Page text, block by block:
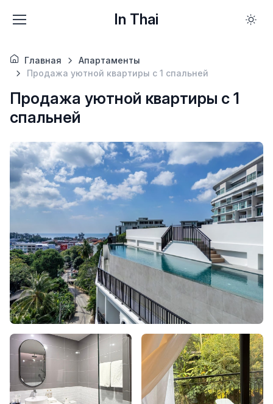
In Thai
Главная
Апартаменты
Продажа уютной квартиры с 1 спальней
Продажа уютной квартиры с 1
спальней